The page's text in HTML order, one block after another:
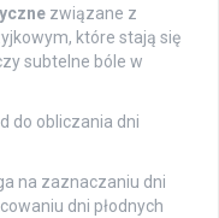
związane z
które stają się
subtelne bóle w
do obliczania dni
na zaznaczaniu dni
dni płodnych